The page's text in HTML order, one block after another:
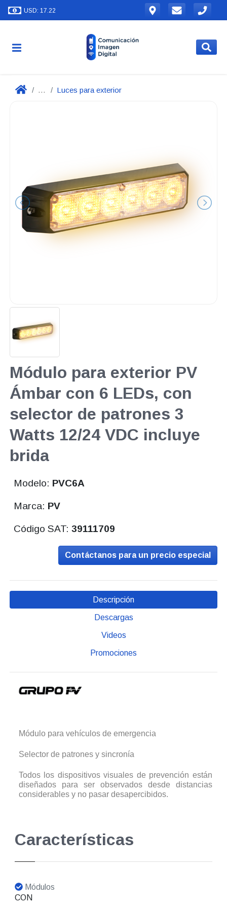
USD: 17.22
... Luces para exterior
Módulo para exterior PV
Ámbar con 6 LEDs, con
selector de patrones 3
Watts 12/24 VDC incluye
brida
Modelo: PVC6A
Marca: PV
Código SAT:39111709
Contáctanos para un precio especial
Descripción
Descargas
Videos
Promociones
Módulo para vehículos de emergencia
Selector de patrones y sincronía
Todos los dispositivos visuales de prevención están
diseñados para ser observados desde distancias
considerables y no pasar desapercibidos.
Características
Módulos
CON